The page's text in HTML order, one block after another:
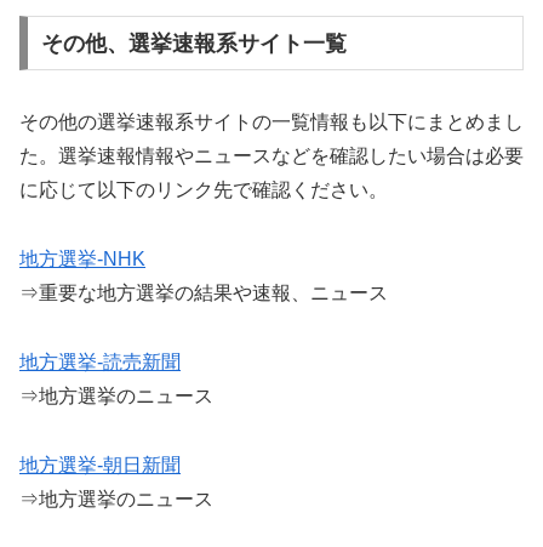
その他、選挙速報系サイト一覧
その他の選挙速報系サイトの一覧情報も以下にまとめまし
た。選挙速報情報やニュースなどを確認したい場合は必要
に応じて以下のリンク先で確認ください。
地方選挙-NHK
⇒重要な地方選挙の結果や速報、ニュース
地方選挙-読売新聞
⇒地方選挙のニュース
地方選挙-朝日新聞
⇒地方選挙のニュース